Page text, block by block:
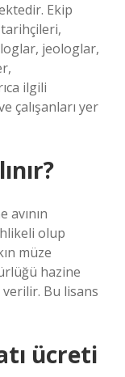
Ekip
jeologlar,
ilgili
çalışanları yer
avının
olup
müze
hazine
verilir. Bu lisans
ücreti